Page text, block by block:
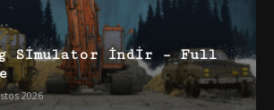
Simulator İndir – Full
2026